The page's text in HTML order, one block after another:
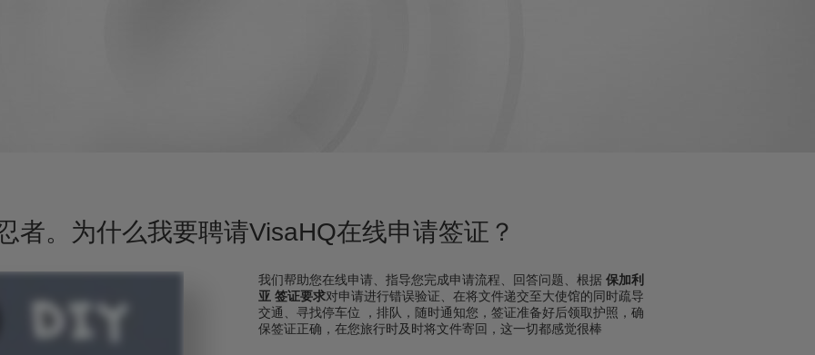
者。为什么我要聘请VisaHQ在线申请签证？
我们帮助您在线申请、指导您完成申请流程、回答问题、根据 保加利
亚 签证要求对申请进行错误验证、在将文件递交至大使馆的同时疏导
交通、寻找停车位 ，排队，随时通知您，签证准备好后领取护照，确
保签证正确，在您旅行时及时将文件寄回，这一切都感觉很棒